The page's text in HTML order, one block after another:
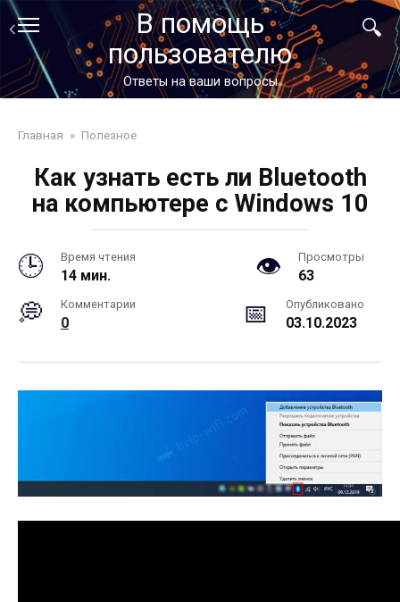
Перейти
контенту
В помощь
пользователю
Ответы на ваши вопросы
Главная » Полезное
Как узнать есть ли Bluetooth
на компьютере с Windows 10
Время чтения
14 мин.
Просмотры
63
Комментарии
0
Опубликовано
03.10.2023